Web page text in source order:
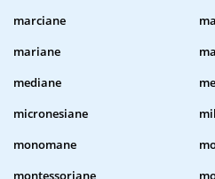
marciane
mariane
mediane
micronesiane
monomane
montessoriane